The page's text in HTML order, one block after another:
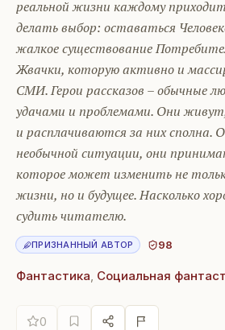
реальной жизни каждому
делать выбор: оставаться
жалкое существование
Жвачки, которую активно и
СМИ. Герои рассказов – обычные
удачами и проблемами. Они
и расплачиваются за них сполна.
необычной ситуации, они
которое может изменить не
жизни, но и будущее. Насколько
судить читателю.
ПРИЗНАННЫЙ АВТОР 98
Фантастика, Социальная
0